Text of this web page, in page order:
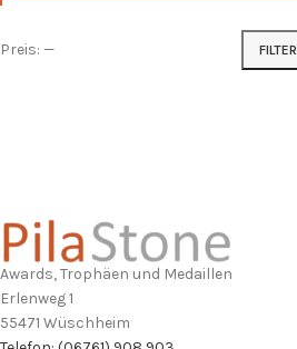
FILTER
Preis: —
Awards, Trophäen und Medaillen
Erlenweg 1
55471 Wüschheim